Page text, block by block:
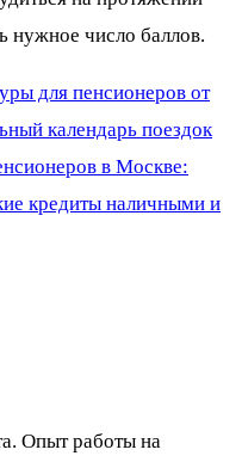
нужное число баллов.
для пенсионеров от
календарь поездок
в Москве:
кредиты наличными и
Опыт работы на